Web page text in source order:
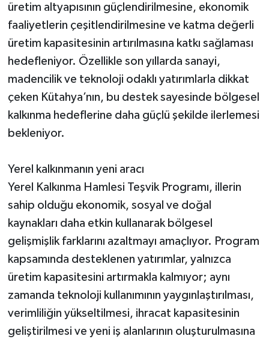
üretim altyapısının güçlendirilmesine, ekonomik
faaliyetlerin çeşitlendirilmesine ve katma değerli
üretim kapasitesinin artırılmasına katkı sağlaması
hedefleniyor. Özellikle son yıllarda sanayi,
madencilik ve teknoloji odaklı yatırımlarla dikkat
çeken Kütahya’nın, bu destek sayesinde bölgesel
kalkınma hedeflerine daha güçlü şekilde ilerlemesi
bekleniyor.
Yerel kalkınmanın yeni aracı
Yerel Kalkınma Hamlesi Teşvik Programı, illerin
sahip olduğu ekonomik, sosyal ve doğal
kaynakları daha etkin kullanarak bölgesel
gelişmişlik farklarını azaltmayı amaçlıyor. Program
kapsamında desteklenen yatırımlar, yalnızca
üretim kapasitesini artırmakla kalmıyor; aynı
zamanda teknoloji kullanımının yaygınlaştırılması,
verimliliğin yükseltilmesi, ihracat kapasitesinin
geliştirilmesi ve yeni iş alanlarının oluşturulmasına